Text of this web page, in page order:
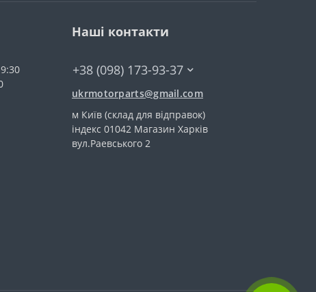
Наші контакти
+38 (098) 173-93-37
ukrmotorparts@gmail.com
м Київ (склад для відправок)
індекс 01042 Магазин Харків
вул.Раевського 2